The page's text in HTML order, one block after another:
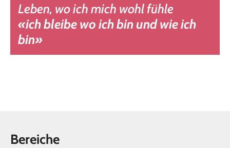
Leben, wo ich mich wohl fühle
«ich bleibe wo ich bin und wie ich
bin»
Bereiche